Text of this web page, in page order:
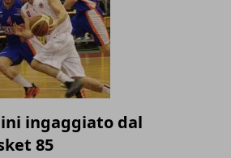
ingaggiato dal
85